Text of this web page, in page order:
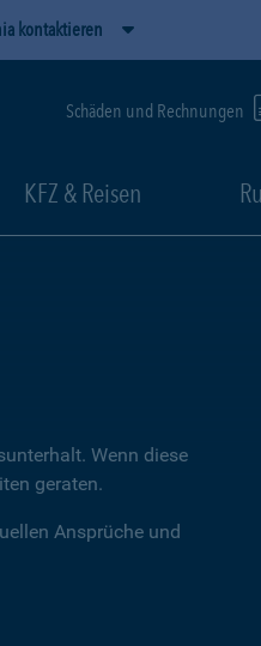
kontaktieren
Schäden und Rechnungen
KFZ & Reisen
Wenn diese
geraten.
Ansprüche und